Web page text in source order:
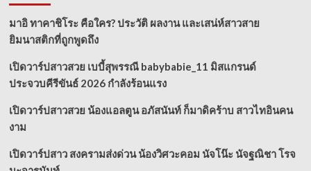
มาอิ ทาคาชิโระ คือใคร? ประวัติ ผลงาน และเสน่ห์สาวสาย
ยิมนาสติกที่ถูกพูดถึง
เปิดวาร์ปสาวสวย เบบี้สุพรรณี babybabie_11 มิสแกรนด์
ประจวบคีรีขันธ์ 2026 กำลังร้อนแรง
เปิดวาร์ปสาวสวย น้องแอลตูน อภัสนันท์ ก็มาดิคร้าบ สาวไทอินคน
งาม
เปิดวาร์ปสาว สงครามส่งด่วน น้องวิศวะคอม นัจโน๊ะ นัจฐณิชา โรจ